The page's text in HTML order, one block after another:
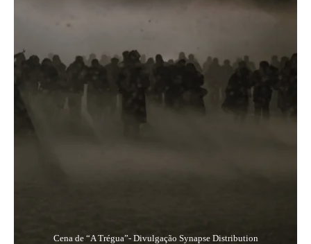
Cena de “A Trégua”- Divulgação Synapse Distribution